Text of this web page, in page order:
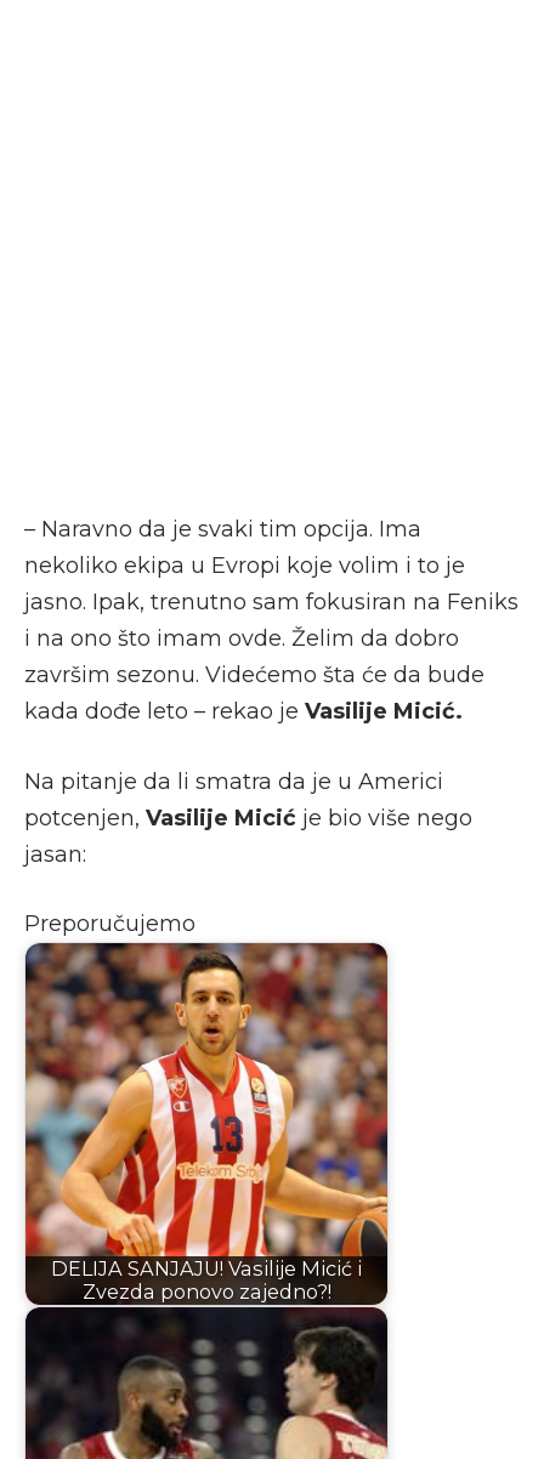
– Naravno da je svaki tim opcija. Ima
nekoliko ekipa u Evropi koje volim i to je
jasno. Ipak, trenutno sam fokusiran na Feniks
i na ono što imam ovde. Želim da dobro
završim sezonu. Videćemo šta će da bude
kada dođe leto – rekao je Vasilije Micić.
Na pitanje da li smatra da je u Americi
potcenjen, Vasilije Micić je bio više nego
jasan:
Preporučujemo
DELIJA SANJAJU! Vasilije Micić i
Zvezda ponovo zajedno?!